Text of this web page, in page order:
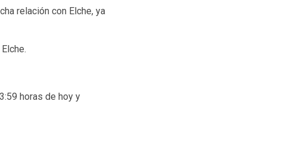
relación con Elche, ya
horas de hoy y